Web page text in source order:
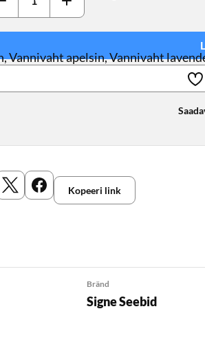
Vannivaht apelsin, Vannivaht
X Meta Kopeeri link
Bränd
Signe Seebid